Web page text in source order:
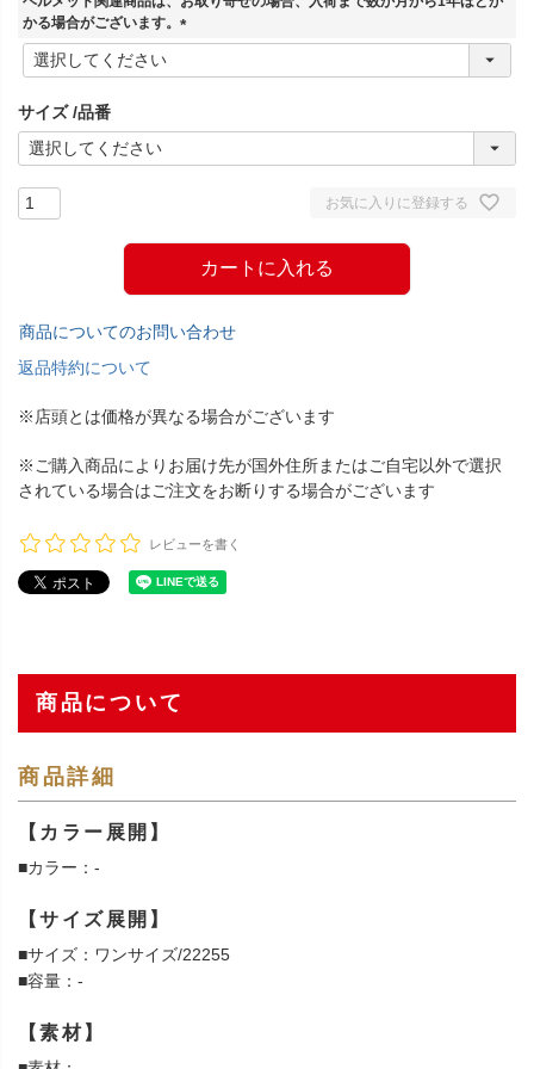
)
かる場合がございます。
(
サイズ 品番
お気に入りに登録する
カートに入れる
商品についてのお問い合わせ
返品特約について
※店頭とは価格が異なる場合がございます
※ご購入商品によりお届け先が国外住所またはご自宅以外で選択
されている場合はご注文をお断りする場合がございます
レビューを書く
商品について
商品詳細
【カラー展開】
■カラー：-
【サイズ展開】
■サイズ：ワンサイズ/22255
■容量：-
【素材】